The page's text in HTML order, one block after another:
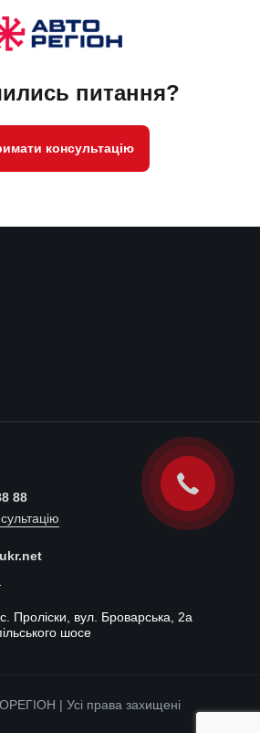
питання?
консультацію
88
Проліски, вул. Броварська, 2а
шосе
| Усі права захищені